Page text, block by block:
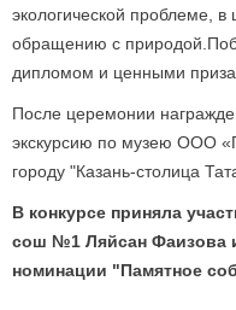
экологической проблеме,
обращению с
дипломом и ценными
После церемонии
экскурсию по музею ООО
городу "Казань-столица
В конкурсе приняла
сош №1 Ляйсан Фаизова
номинации "Памятное